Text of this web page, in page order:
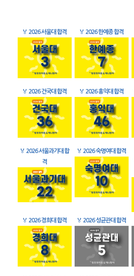
🏅 2026 서울대 합격 🏅 2026 한예종 합격
🏅 2026 건국대 합격 🏅 2026 홍익대 합격
🏅 2026 서울과기대 합
격
🏅 2026 숙명여대 합격
🏅 2026 경희대 합격 🏅 2026 성균관대 합격